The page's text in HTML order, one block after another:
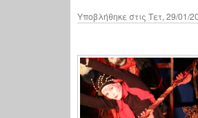
Υποβλήθηκε στις Τετ, 29/01/